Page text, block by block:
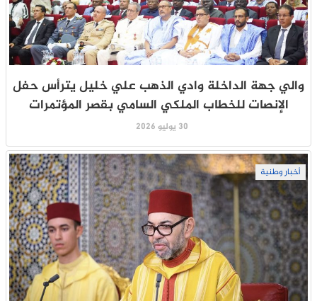
والي جهة الداخلة وادي الذهب علي خليل يترأس حفل
الإنصات للخطاب الملكي السامي بقصر المؤتمرات
30 يوليو 2026
أخبار وطنية